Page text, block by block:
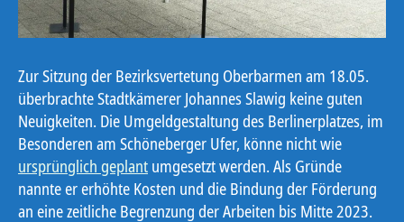
Zur Sitzung der Bezirksvertetung Oberbarmen am 18.05.
überbrachte Stadtkämerer Johannes Slawig keine guten
Neuigkeiten. Die Umgeldgestaltung des Berlinerplatzes, im
Besonderen am Schöneberger Ufer, könne nicht wie
ursprünglich geplant umgesetzt werden. Als Gründe
nannte er erhöhte Kosten und die Bindung der Förderung
an eine zeitliche Begrenzung der Arbeiten bis Mitte 2023.